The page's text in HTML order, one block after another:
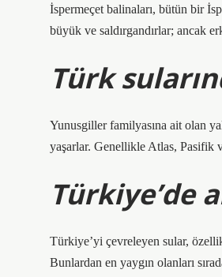
İspermeçet balinaları, bütün bir
büyük ve saldırgandırlar; ancak
Türk
Yunusgiller familyasına ait olan
yaşarlar. Genellikle Atlas, Pasifik
Türkiye’de
Türkiye’yi çevreleyen sular,
Bunlardan en yaygın olanları